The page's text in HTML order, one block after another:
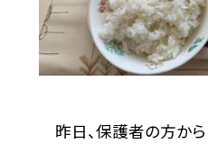
昨日、保護者の方か